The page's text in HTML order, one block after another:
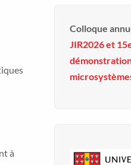
à
Colloque
JIR2026 et